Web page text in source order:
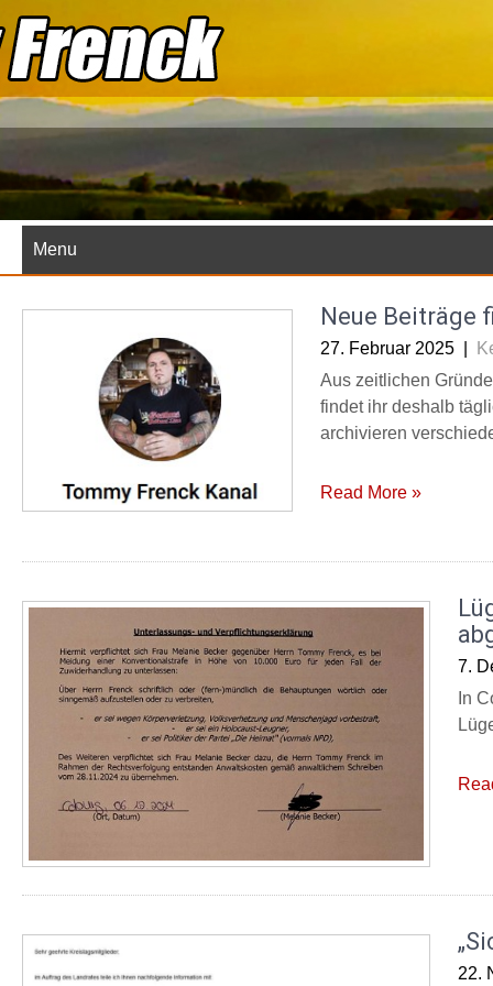
Skip
to
content
Menu
Neue Beiträge
27. Februar 2025
Aus zeitlichen
findet ihr deshalb
archivieren
Read More »
7.
In
22.